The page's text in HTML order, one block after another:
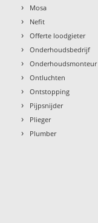
› Mosa
› Nefit
› Offerte loodgieter
› Onderhoudsbedrijf
› Onderhoudsmonteur
› Ontluchten
› Ontstopping
› Pijpsnijder
› Plieger
› Plumber